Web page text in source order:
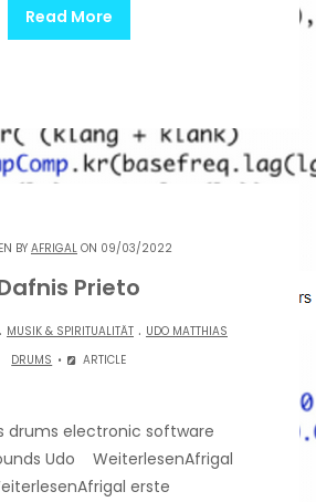
Read More
BYAFRIGAL ON 09/03/2022
Prieto
. MUSIK & SPIRITUALITÄT . UDO MATTHIAS
DRUMS
ARTICLE
drums electronic software
Udo WeiterlesenAfrigal
erste